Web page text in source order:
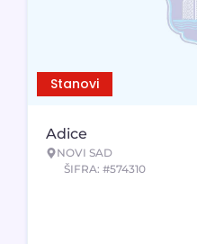
Stanovi
Adice
NOVI SAD
ŠIFRA: #574310